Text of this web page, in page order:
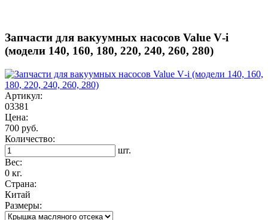
Запчасти для вакуумных насосов Value V‑i
(модели 140, 160, 180, 220, 240, 260, 280)
Артикул:
03381
Цена:
700 руб.
Количество:
шт.
Вес:
0 кг.
Страна:
Китай
Размеры: